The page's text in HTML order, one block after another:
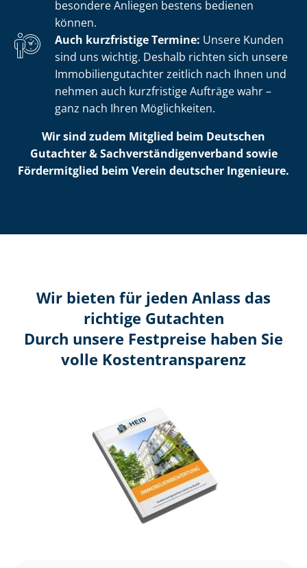
besondere Anliegen bestens bedienen
können.
Auch kurzfristige Termine: Unsere Kunden
sind uns wichtig. Deshalb richten sich unsere
Im­mo­bi­li­en­gut­ach­ter zeitlich nach Ihnen und
nehmen auch kurzfristige Aufträge wahr –
ganz nach Ihren Möglichkeiten.
Wir sind zudem Mitglied beim Deutschen
Gutachter & Sach­ver­stän­di­gen­ver­band sowie
Fördermitglied beim Verein deutscher Ingenieure.
Wir bieten für jeden Anlass das
richtige Gutachten
Durch unsere Festpreise haben Sie
volle Kosten­transparenz